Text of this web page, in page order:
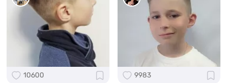
10600 9983